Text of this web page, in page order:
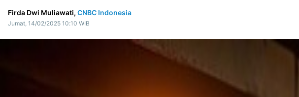
Firda Dwi Muliawati, CNBC Indonesia
Jumat, 14/02/2025 10:10 WIB